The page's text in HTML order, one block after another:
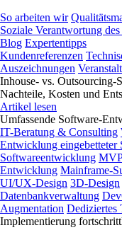
So arbeiten wir
Soziale Verantwortung
Blog Expertentipps
Kundenreferenzen
Auszeichnungen
Inhouse- vs.
Nachteile, Kosten und
Artikel lesen
Umfassende Software-
IT-Beratung & Consulting
Entwicklung eingebetteter
Softwareentwicklung
Entwicklung Mainframe-
UI/UX-Design 3D-Design
Datenbankverwaltung
Augmentation Dediziertes
Implementierung